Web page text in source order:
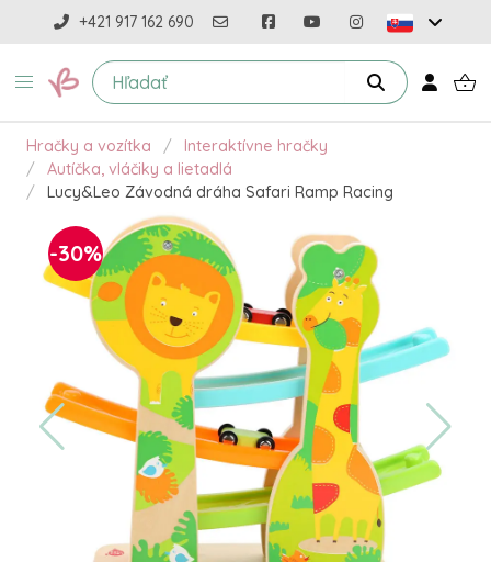
+421 917 162 690
Hračky a vozítka
Interaktívne hračky
Autíčka, vláčiky a lietadlá
Lucy&Leo Závodná dráha Safari Ramp Racing
-30%